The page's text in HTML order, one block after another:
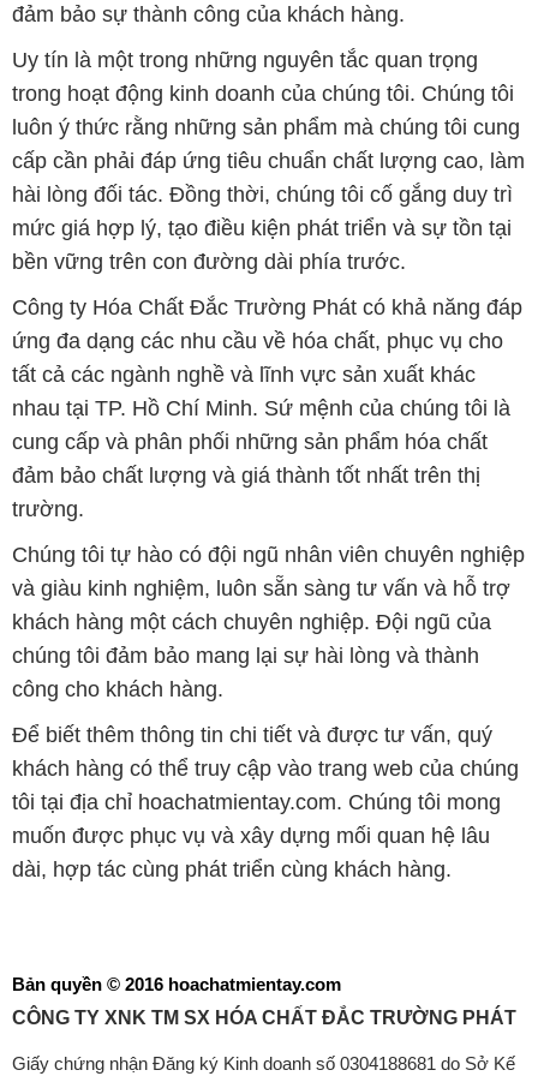
đảm bảo sự thành công của khách hàng.
Uy tín là một trong những nguyên tắc quan trọng
trong hoạt động kinh doanh của chúng tôi. Chúng tôi
luôn ý thức rằng những sản phẩm mà chúng tôi cung
cấp cần phải đáp ứng tiêu chuẩn chất lượng cao, làm
hài lòng đối tác. Đồng thời, chúng tôi cố gắng duy trì
mức giá hợp lý, tạo điều kiện phát triển và sự tồn tại
bền vững trên con đường dài phía trước.
Công ty Hóa Chất Đắc Trường Phát có khả năng đáp
ứng đa dạng các nhu cầu về hóa chất, phục vụ cho
tất cả các ngành nghề và lĩnh vực sản xuất khác
nhau tại TP. Hồ Chí Minh. Sứ mệnh của chúng tôi là
cung cấp và phân phối những sản phẩm hóa chất
đảm bảo chất lượng và giá thành tốt nhất trên thị
trường.
Chúng tôi tự hào có đội ngũ nhân viên chuyên nghiệp
và giàu kinh nghiệm, luôn sẵn sàng tư vấn và hỗ trợ
khách hàng một cách chuyên nghiệp. Đội ngũ của
chúng tôi đảm bảo mang lại sự hài lòng và thành
công cho khách hàng.
Để biết thêm thông tin chi tiết và được tư vấn, quý
khách hàng có thể truy cập vào trang web của chúng
tôi tại địa chỉ hoachatmientay.com. Chúng tôi mong
muốn được phục vụ và xây dựng mối quan hệ lâu
dài, hợp tác cùng phát triển cùng khách hàng.
Bản quyền © 2016 hoachatmientay.com
CÔNG TY XNK TM SX HÓA CHẤT ĐẮC TRƯỜNG PHÁT
Giấy chứng nhận Đăng ký Kinh doanh số 0304188681 do Sở Kế